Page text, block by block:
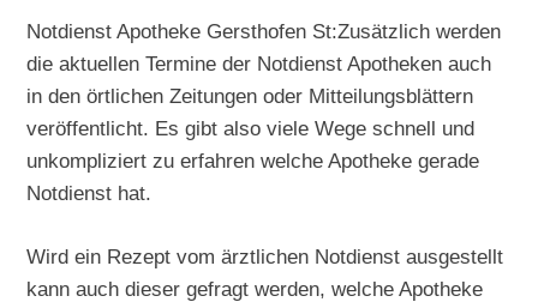
Notdienst Apotheke Gersthofen St:Zusätzlich werden
die aktuellen Termine der Notdienst Apotheken auch
in den örtlichen Zeitungen oder Mitteilungsblättern
veröffentlicht. Es gibt also viele Wege schnell und
unkompliziert zu erfahren welche Apotheke gerade
Notdienst hat.
Wird ein Rezept vom ärztlichen Notdienst ausgestellt
kann auch dieser gefragt werden, welche Apotheke